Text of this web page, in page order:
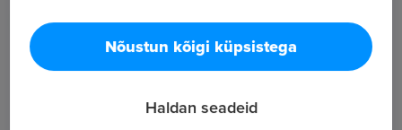
Subaru, GWM, Fiat ja Chevrolet sõidukite
Nõustun kõigi küpsistega
Haldan seadeid